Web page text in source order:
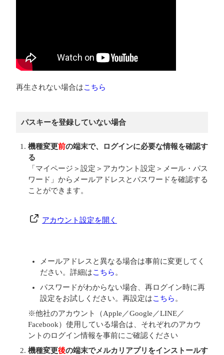
再生されない場合はこちら
パスキーを登録していない場合
機種変更前の端末で、ログインに必要な情報を確認す
る
「マイページ＞設定＞アカウント設定＞メール・パス
ワード」からメールアドレスとパスワードを確認する
ことができます。
アカウント設定を開く
メールアドレスと異なる場合は事前に変更してく
ださい。詳細はこちら 。
パスワードがわからない場合、再ログイン時に再
設定をお試しください。再設定はこちら 。
※他社のアカウント（Apple／Google／LINE／
Facebook）使用している場合は、それぞれのアカウ
ントのログイン情報を事前にご確認ください
機種変更後の端末でメルカリアプリをインストールす